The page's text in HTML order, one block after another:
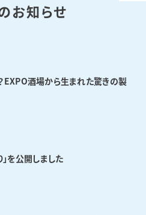
お知らせ
？EXPO酒場から生まれた驚きの製
を公開しました